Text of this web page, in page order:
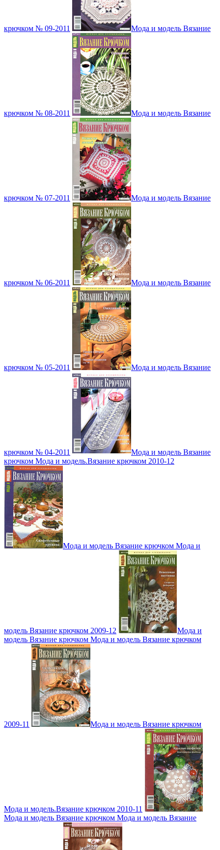
крючком № 09-2011 Мода и модель Вязание
крючком № 08-2011 Мода и модель Вязание
крючком № 07-2011 Мода и модель Вязание
крючком № 06-2011 Мода и модель Вязание
крючком № 05-2011 Мода и модель Вязание
крючком № 04-2011
Мода и модель Вязание
крючком Мода и модель.Вязание крючком 2010-12
Мода и модель Вязание крючком Мода и
модель Вязание крючком 2009-12
Мода и
модель Вязание крючком Мода и модель Вязание крючком
2009-11 Мода и модель Вязание крючком
Мода и модель.Вязание крючком 2010-11
Мода и модель Вязание крючком Мода и модель Вязание